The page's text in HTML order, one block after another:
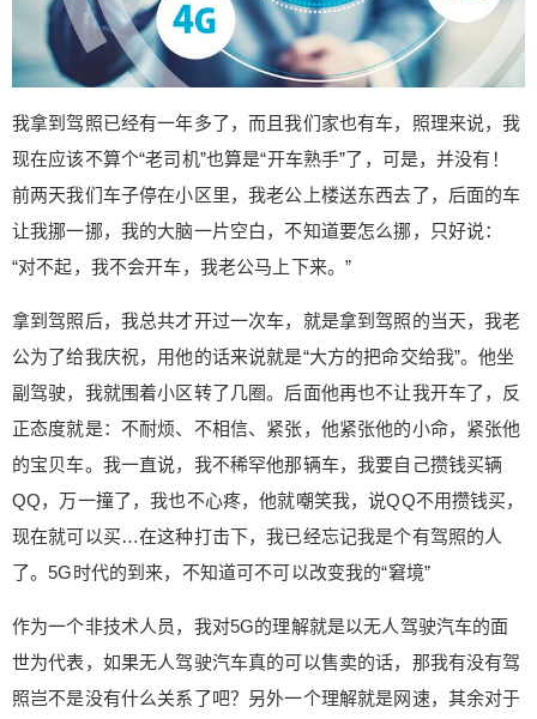
我拿到驾照已经有一年多了，而且我们家也有车，照理来说，我
现在应该不算个“老司机”也算是“开车熟手”了，可是，并没有！
前两天我们车子停在小区里，我老公上楼送东西去了，后面的车
让我挪一挪，我的大脑一片空白，不知道要怎么挪，只好说：
“对不起，我不会开车，我老公马上下来。”
拿到驾照后，我总共才开过一次车，就是拿到驾照的当天，我老
公为了给我庆祝，用他的话来说就是“大方的把命交给我”。他坐
副驾驶，我就围着小区转了几圈。后面他再也不让我开车了，反
正态度就是：不耐烦、不相信、紧张，他紧张他的小命，紧张他
的宝贝车。我一直说，我不稀罕他那辆车，我要自己攒钱买辆
QQ，万一撞了，我也不心疼，他就嘲笑我，说QQ不用攒钱买，
现在就可以买…在这种打击下，我已经忘记我是个有驾照的人
了。5G时代的到来，不知道可不可以改变我的“窘境”
作为一个非技术人员，我对5G的理解就是以无人驾驶汽车的面
世为代表，如果无人驾驶汽车真的可以售卖的话，那我有没有驾
照岂不是没有什么关系了吧？另外一个理解就是网速，其余对于
到驾照后，我总共才开过一次车，就是拿到驾照的
当天，我老公为了给我庆祝，用他的话来说就是“大
方的把命交给我”。他坐副驾驶，我就围着小区转了
不耐烦、不相信、紧张，他紧张他的小命，紧张他
的宝贝车。我一直说，我不稀罕他那辆车，我要自
己攒钱买辆QQ，万一撞了，我也不心疼，他就嘲笑
我，说QQ不用攒钱买，现在就可以买…在这种打击
下，我已经忘记我是个有驾照的人了。5G时代的到
术人员，我对5G的理解就是以无人驾驶汽车的面世
为代表，如果无人驾驶汽车真的可以售卖的话，那
理解就是网速，其余对于5G我了解得不多，可这段
时间老收到手机运营商让我升5G的电话后，我做了
点功课，发现，其实我们现在的生活已经慢慢的被5
G包围了，这篇文章就来科普一下，5G跟我们普通
人的关系吧。 5G和4G有什么不同 5G区别于4G的
高效且稳定的物联网泛在链接，以及超高速、低时
延网络传输。具体到技术层面，这些区别可以从5G
出对比 图片来自《5G为人工智能与工业互联网赋
能》 mMTC：该技术偏向物联网的场景运用，在4G
扫描二维码继续阅读